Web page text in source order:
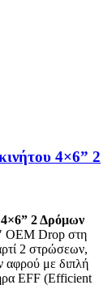
4×6” 2
4×6” 2 Δρόμων
OEM Drop στη
2 στρώσεων,
με διπλή
EFF (Efficient